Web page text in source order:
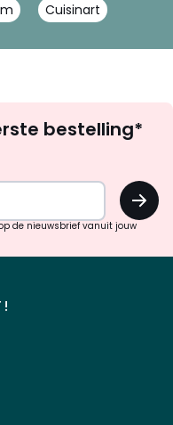
Cuisinart
bestelling*
OK
de nieuwsbrief vanuit jouw
!